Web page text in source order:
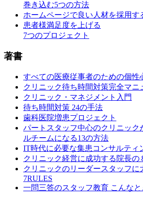
巻き込む5つの方法
ホームページで良い人材を採用す
患者様満足度を上げる
7つのプロジェクト
著書
すべての医療従事者のための個性
クリニック待ち時間対策完全マニ
クリニック・マネジメント入門
待ち時間対策 24の手法
歯科医院増患プロジェクト
パートスタッフ中心のクリニック
ルチームになる13の方法
IT時代に必要な集患コンサルティ
クリニック経営に成功する院長の
クリニックのリーダースタッフに
7RULES
一問三答のスタッフ教育 こんなと